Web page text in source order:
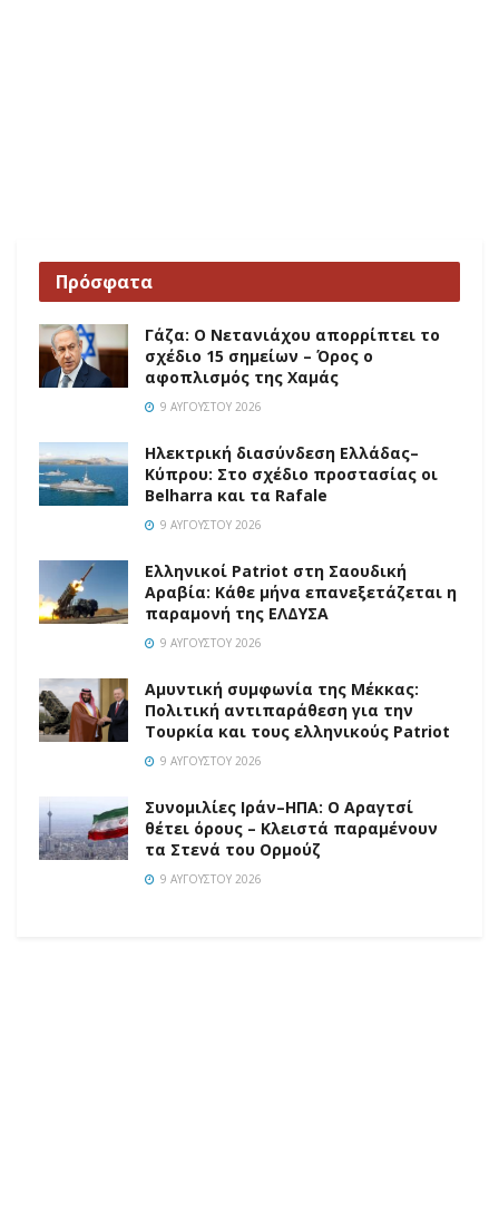
Πρόσφατα
Γάζα: Ο Νετανιάχου απορρίπτει το
σχέδιο 15 σημείων – Όρος ο
αφοπλισμός της Χαμάς
9 ΑΥΓΟΎΣΤΟΥ 2026
Ηλεκτρική διασύνδεση Ελλάδας–
Κύπρου: Στο σχέδιο προστασίας οι
Belharra και τα Rafale
9 ΑΥΓΟΎΣΤΟΥ 2026
Ελληνικοί Patriot στη Σαουδική
Αραβία: Κάθε μήνα επανεξετάζεται η
παραμονή της ΕΛΔΥΣΑ
9 ΑΥΓΟΎΣΤΟΥ 2026
Αμυντική συμφωνία της Μέκκας:
Πολιτική αντιπαράθεση για την
Τουρκία και τους ελληνικούς Patriot
9 ΑΥΓΟΎΣΤΟΥ 2026
Συνομιλίες Ιράν–ΗΠΑ: Ο Αραγτσί
θέτει όρους – Κλειστά παραμένουν
τα Στενά του Ορμούζ
9 ΑΥΓΟΎΣΤΟΥ 2026